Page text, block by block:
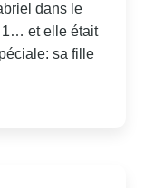
dans le
1… et elle était
sa fille